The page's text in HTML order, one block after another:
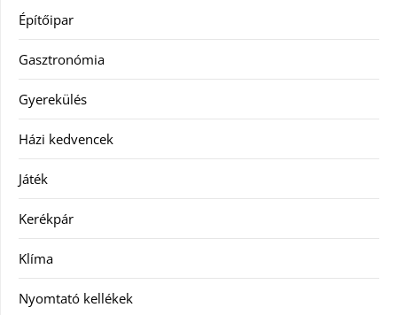
Építőipar
Gasztronómia
Gyerekülés
Házi kedvencek
Játék
Kerékpár
Klíma
Nyomtató kellékek